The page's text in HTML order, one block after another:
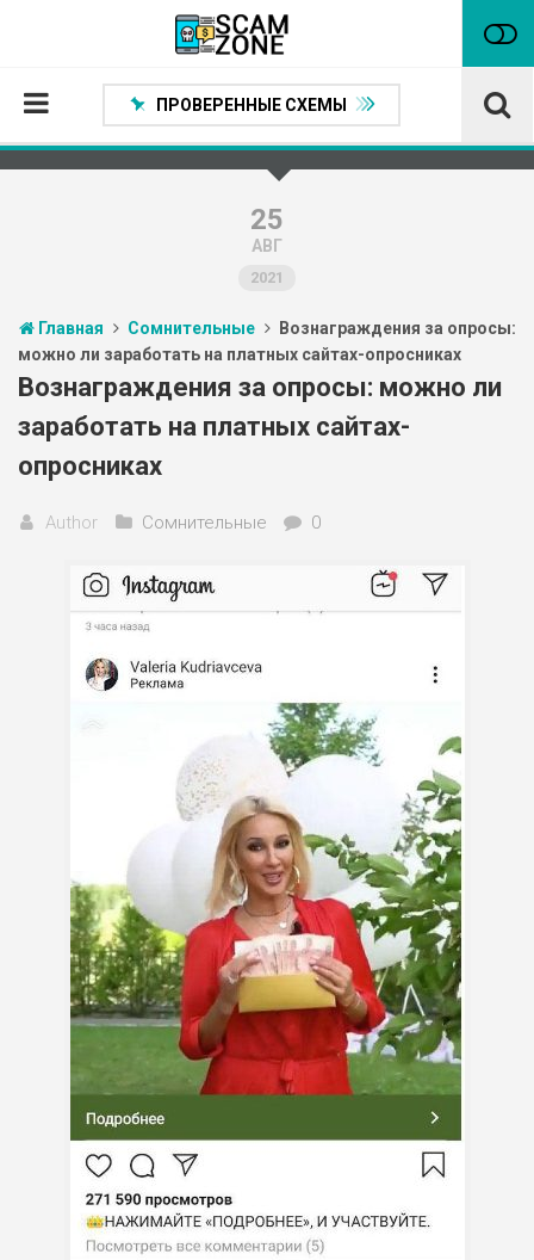
Проверенные способы заработка
Статьи
Партнеры
ПРОВЕРЕННЫЕ СХЕМЫ
25
АВГ
2021
Главная Сомнительные
Вознаграждения за опросы:
можно ли заработать на платных сайтах-опросниках
Вознаграждения за опросы: можно ли
заработать на платных сайтах-
опросниках
Author Сомнительные 0